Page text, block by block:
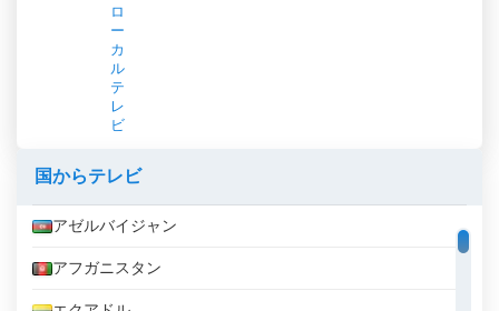
ロ
ー
カ
ル
テ
レ
ビ
国からテレビ
アゼルバイジャン
アフガニスタン